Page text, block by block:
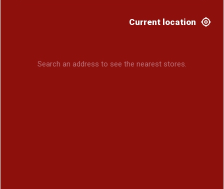
Current location
Search an address to see the nearest stores.